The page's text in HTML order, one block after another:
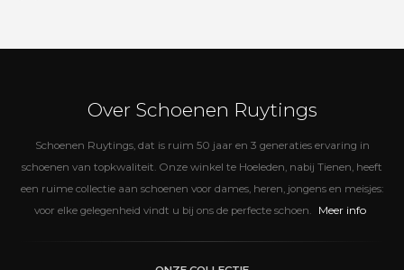
Over Schoenen Ruytings
Schoenen Ruytings, dat is ruim 50 jaar en 3 generaties ervaring in
schoenen van topkwaliteit. Onze winkel te Hoeleden, nabij Tienen, heeft
een ruime collectie aan schoenen voor dames, heren, jongens en meisjes:
voor elke gelegenheid vindt u bij ons de perfecte schoen.
Meer info